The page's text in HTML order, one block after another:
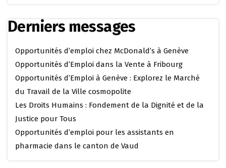
Derniers messages
Opportunités d’emploi chez McDonald’s à Genève
Opportunités d’Emploi dans la Vente à Fribourg
Opportunités d’Emploi à Genève : Explorez le Marché
du Travail de la Ville cosmopolite
Les Droits Humains : Fondement de la Dignité et de la
Justice pour Tous
Opportunités d’emploi pour les assistants en
pharmacie dans le canton de Vaud